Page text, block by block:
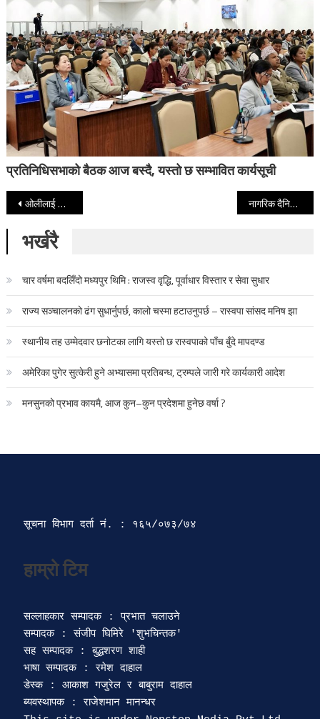
प्रतिनिधिसभाको बैठक आज बस्दै, यस्तो छ सम्भावित कार्यसूची
Post navigation
ओलीलाई सत्ता होइन, वृद्धभत्ता नागरिक दैनिकमा पत्रकार महासंघको तालाबन्दी
भर्खरै
चार वर्षमा बदलिँदो मध्यपुर थिमि : राजस्व वृद्धि, पूर्वाधार विस्तार र सेवा सुधार
राज्य सञ्चालनको ढंग सुधार्नुपर्छ, कालो चस्मा हटाउनुपर्छ – रास्वपा सांसद मनिष झा
स्थानीय तह उम्मेदवार छनोटका लागि यस्तो छ रास्वपाको पाँच बुँदे मापदण्ड
अमेरिका पुगेर सुत्केरी हुने अभ्यासमा प्रतिबन्ध, ट्रम्पले जारी गरे कार्यकारी आदेश
मनसुनको प्रभाव कायमै, आज कुन–कुन प्रदेशमा हुनेछ वर्षा ?
सूचना विभाग दर्ता‍ नं. : १६५/०७३/७४
हाम्रो टिम
सल्लाहकार सम्पादक : प्रभात चलाउने
सम्पादक : संजीप घिमिरे 'शुभचिन्तक'
सह सम्पादक : बुद्धशरण शाही
भाषा सम्पादक : रमेश दाहाल
डेस्क : आकाश गजुरेल र बाबुराम दाहाल
ब्यवस्थापक : राजेशमान मानन्धर